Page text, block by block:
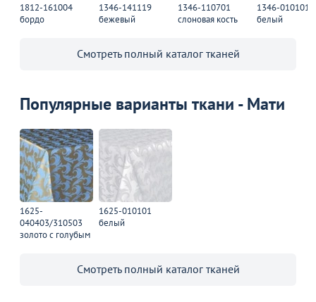
1812-161004
бордо
1346-141119
бежевый
1346-110701
слоновая кость
1346-010101
белый
Смотреть полный каталог тканей
Популярные варианты ткани - Мати
1625-
040403/310503
золото с голубым
1625-010101
белый
Смотреть полный каталог тканей